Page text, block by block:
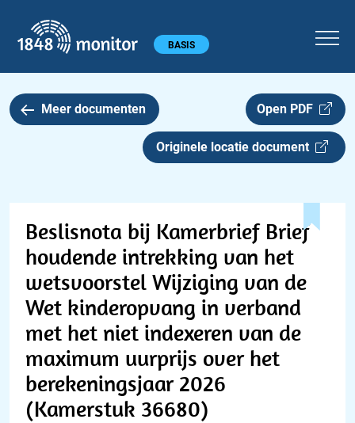
Hoofdmenu BASIS
Meer documenten Open PDF
Originele locatie document
Beslisnota bij Kamerbrief Brief
houdende intrekking van het
wetsvoorstel Wijziging van de
Wet kinderopvang in verband
met het niet indexeren van de
maximum uurprijs over het
berekeningsjaar 2026
(Kamerstuk 36680)